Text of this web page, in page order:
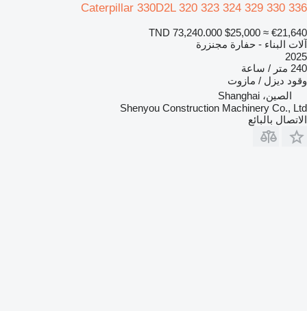
Caterpillar 330D2L 320 323 324 329 330 336
TND 73,240.000 $25,000 ≈ €21,640
آلات البناء - حفارة مجنزرة
2025
240 متر / ساعة
وقود ديزل / مازوت
الصين، Shanghai
Shenyou Construction Machinery Co., Ltd
الاتصال بالبائع